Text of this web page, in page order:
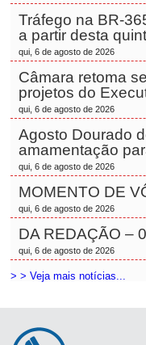
Tráfego na BR-
a partir desta
qui, 6 de agosto de 2026
Câmara retoma
projetos do
qui, 6 de agosto de 2026
Agosto Dourado
amamentação
qui, 6 de agosto de 2026
MOMENTO DE
qui, 6 de agosto de 2026
DA REDAÇÃO –
qui, 6 de agosto de 2026
> > Veja mais notícias...